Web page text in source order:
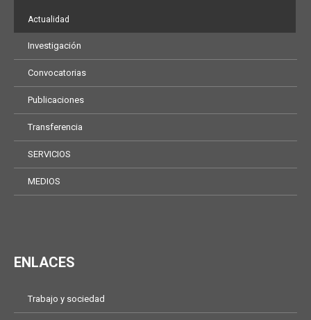
Actualidad
Investigación
Convocatorias
Publicaciones
Transferencia
SERVICIOS
MEDIOS
ENLACES
Trabajo y sociedad